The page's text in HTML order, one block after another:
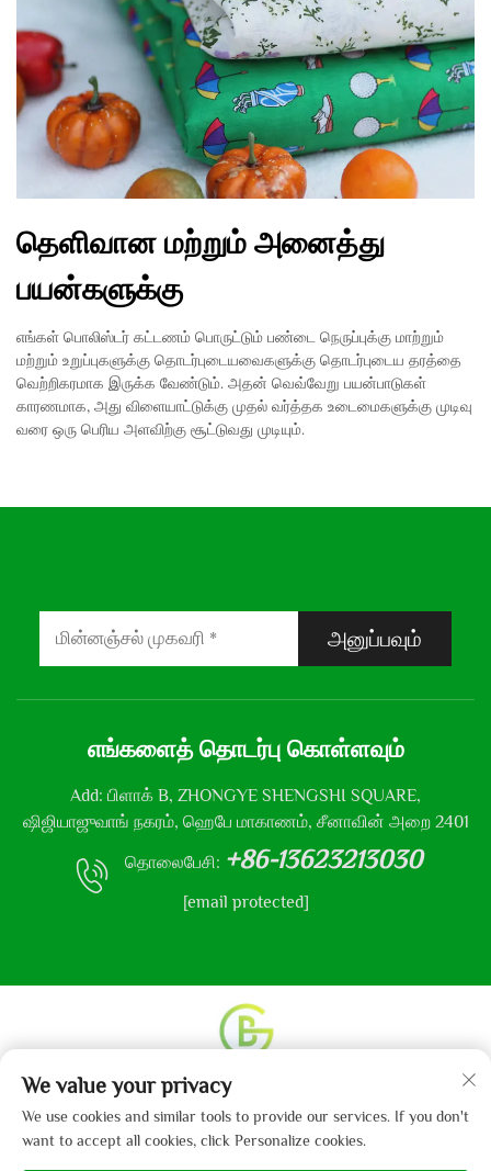
தெளிவான மற்றும் அனைத்து
பயன்களுக்கு
எங்கள் பொலிஸ்டர் கட்டணம் பொருட்டும் பண்டை நெருப்புக்கு மாற்றும்
மற்றும் உறுப்புகளுக்கு தொடர்புடையவைகளுக்கு தொடர்புடைய தரத்தை
வெற்றிகரமாக இருக்க வேண்டும். அதன் வெவ்வேறு பயன்பாடுகள்
காரணமாக, அது விளையாட்டுக்கு முதல் வர்த்தக உடைமைகளுக்கு முடிவு
வரை ஒரு பெரிய அளவிற்கு சூட்டுவது முடியும்.
அனுப்பவும்
எங்களைத் தொடர்பு கொள்ளவும்
Add: பிளாக் B, ZHONGYE SHENGSHI SQUARE,
ஷிஜியாஜுவாங் நகரம், ஹெபே மாகாணம், சீனாவின் அறை 2401
தொலைபேசி: +86-13623213030
[email protected]
உரிமை தொடர்பான அனைத்து உரிமைகளும் © 2013-2024
ஹெபே கைபோ துணி நிறுவனம், லிமிடெட் என்னும்
நிறுவனத்திற்கு உடையது.தனியுரிமைக் கொள்கை
We value your privacy
We use cookies and similar tools to provide our services. If you don't
want to accept all cookies, click Personalize cookies.